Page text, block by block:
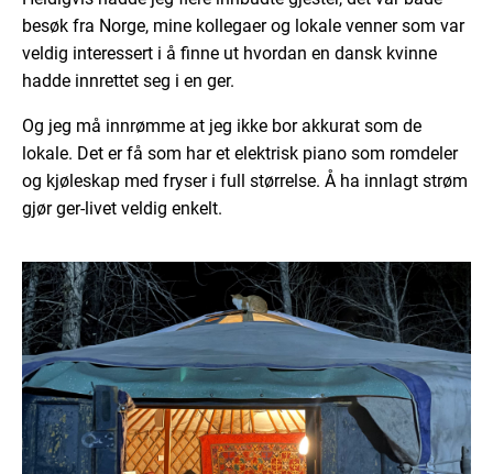
besøk fra Norge, mine kollegaer og lokale venner som var
veldig interessert i å finne ut hvordan en dansk kvinne
hadde innrettet seg i en ger.
Og jeg må innrømme at jeg ikke bor akkurat som de
lokale. Det er få som har et elektrisk piano som romdeler
og kjøleskap med fryser i full størrelse. Å ha innlagt strøm
gjør ger-livet veldig enkelt.